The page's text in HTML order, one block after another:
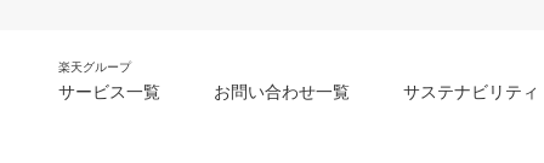
楽天グループ
サービス一覧 お問い合わせ一覧 サステナビリティ